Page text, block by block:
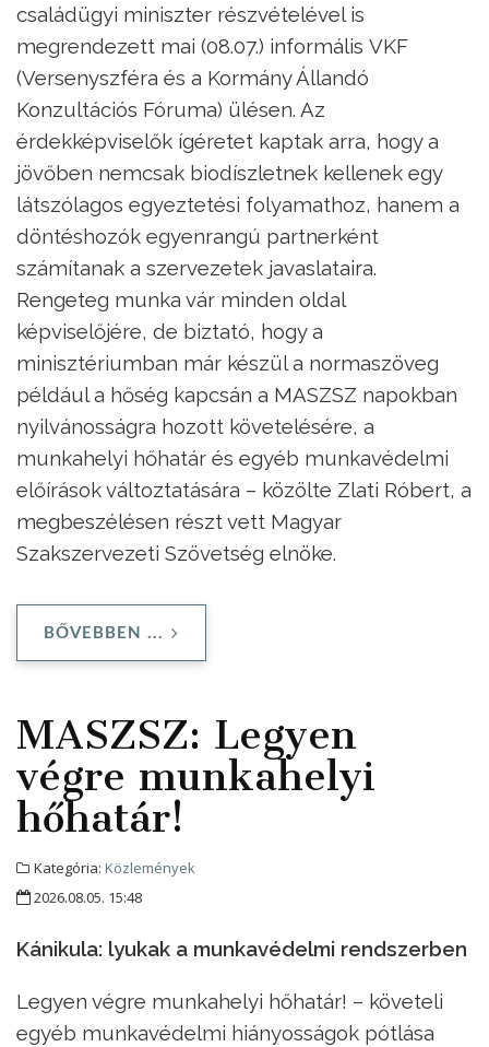
családügyi miniszter részvételével is
megrendezett mai (08.07.) informális VKF
(Versenyszféra és a Kormány Állandó
Konzultációs Fóruma) ülésen. Az
érdekképviselők ígéretet kaptak arra, hogy a
jövőben nemcsak biodíszletnek kellenek egy
látszólagos egyeztetési folyamathoz, hanem a
döntéshozók egyenrangú partnerként
számítanak a szervezetek javaslataira.
Rengeteg munka vár minden oldal
képviselőjére, de biztató, hogy a
minisztériumban már készül a normaszöveg
például a hőség kapcsán a MASZSZ napokban
nyilvánosságra hozott követelésére, a
munkahelyi hőhatár és egyéb munkavédelmi
előírások változtatására – közölte Zlati Róbert, a
megbeszélésen részt vett Magyar
Szakszervezeti Szövetség elnöke.
BŐVEBBEN ...
MASZSZ: Legyen
végre munkahelyi
hőhatár!
Kategória: Közlemények
2026.08.05. 15:48
Kánikula: lyukak a munkavédelmi rendszerben
Legyen végre munkahelyi hőhatár! – követeli
egyéb munkavédelmi hiányosságok pótlása